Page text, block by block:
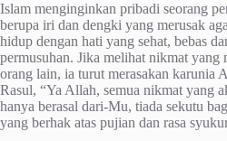
Islam menginginkan pribadi seorang
berupa iri dan dengki yang merusak
hidup dengan hati yang sehat, bebas
permusuhan. Jika melihat nikmat yang
orang lain, ia turut merasakan karunia
Rasul, “Ya Allah, semua nikmat yang
hanya berasal dari-Mu, tiada sekutu
yang berhak atas pujian dan rasa